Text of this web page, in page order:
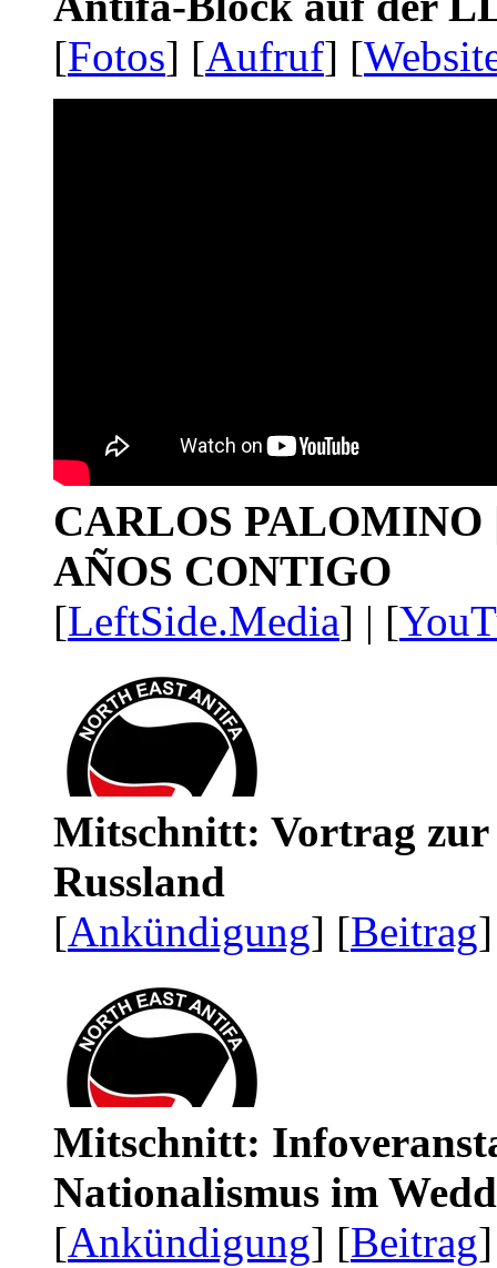
[Fotos] [Aufruf] [
CARLOS PALOMINO
AÑOS CONTIGO
[LeftSide.Media] | [
Mitschnitt: Vortrag zur
Russland
[Ankündigung] [Beitrag
Mitschnitt:
Nationalismus im
[Ankündigung] [Beitrag